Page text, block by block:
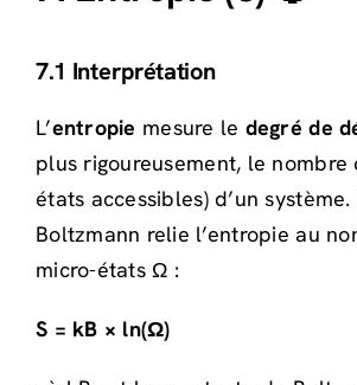
7.1 Interprétation
L’entropie mesure le degré de
plus rigoureusement, le nombre
états accessibles) d’un
Boltzmann relie l’entropie au
micro-états Ω :
S = kB × ln(Ω)